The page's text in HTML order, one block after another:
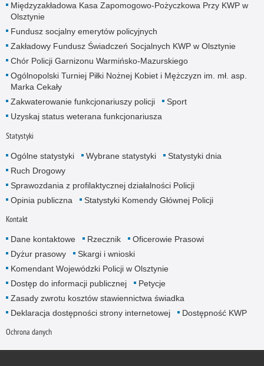
Międzyzakładowa Kasa Zapomogowo-Pożyczkowa Przy KWP w
Olsztynie
Fundusz socjalny emerytów policyjnych
Zakładowy Fundusz Świadczeń Socjalnych KWP w Olsztynie
Chór Policji Garnizonu Warmińsko-Mazurskiego
Ogólnopolski Turniej Piłki Nożnej Kobiet i Mężczyzn im. mł. asp.
Marka Cekały
Zakwaterowanie funkcjonariuszy policji
Sport
Uzyskaj status weterana funkcjonariusza
Statystyki
Ogólne statystyki Wybrane statystyki
Statystyki dnia
Ruch Drogowy
Sprawozdania z profilaktycznej działalności Policji
Opinia publiczna
Statystyki Komendy Głównej Policji
Kontakt
Dane kontaktowe Rzecznik
Oficerowie Prasowi
Dyżur prasowy
Skargi i wnioski
Komendant Wojewódzki Policji w Olsztynie
Dostęp do informacji publicznej
Petycje
Zasady zwrotu kosztów stawiennictwa świadka
Deklaracja dostępności strony internetowej
Dostępność KWP
Ochrona danych